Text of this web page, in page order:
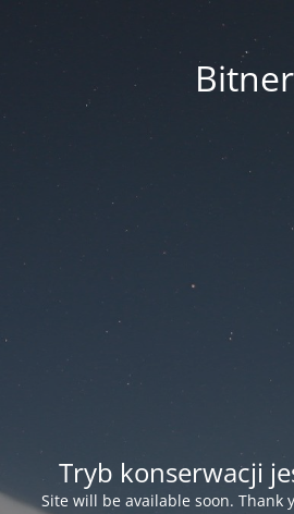
Bitner
Tryb konserwacji
Site will be available soon. Thank